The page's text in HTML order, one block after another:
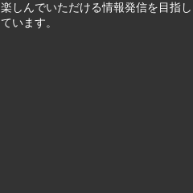
楽しんでいただける情報発信を目指し
ています。